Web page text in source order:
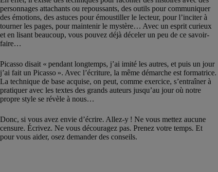
personnages attachants ou repoussants, des outils pour communiquer
des émotions, des astuces pour émoustiller le lecteur, pour l’inciter à
tourner les pages, pour maintenir le mystère… Avec un esprit curieux
et en lisant beaucoup, vous pouvez déjà déceler un peu de ce savoir-
faire…
Picasso disait « pendant longtemps, j’ai imité les autres, et puis un jour
j’ai fait un Picasso ». Avec l’écriture, la même démarche est formatrice.
La technique de base acquise, on peut, comme exercice, s’entraîner à
pratiquer avec les textes des grands auteurs jusqu’au jour où notre
propre style se révèle à nous…
Donc, si vous avez envie d’écrire. Allez-y ! Ne vous mettez aucune
censure. Écrivez. Ne vous découragez pas. Prenez votre temps. Et
pour vous aider, osez demander des conseils.